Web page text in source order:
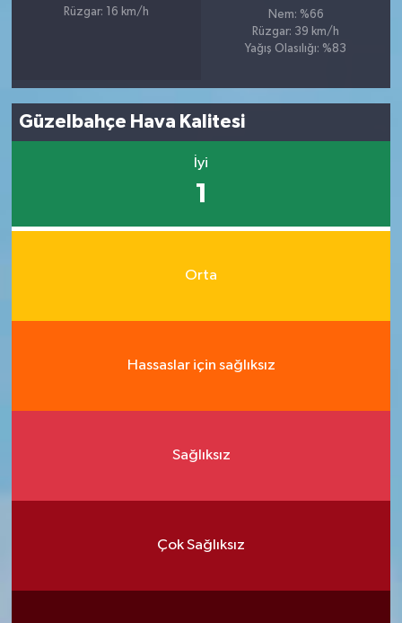
Rüzgar: 16 km/h
Nem: %66
Rüzgar: 39 km/h
Yağış Olasılığı: %83
Güzelbahçe Hava Kalitesi
İyi
1
Orta
Hassaslar için sağlıksız
Sağlıksız
Çok Sağlıksız